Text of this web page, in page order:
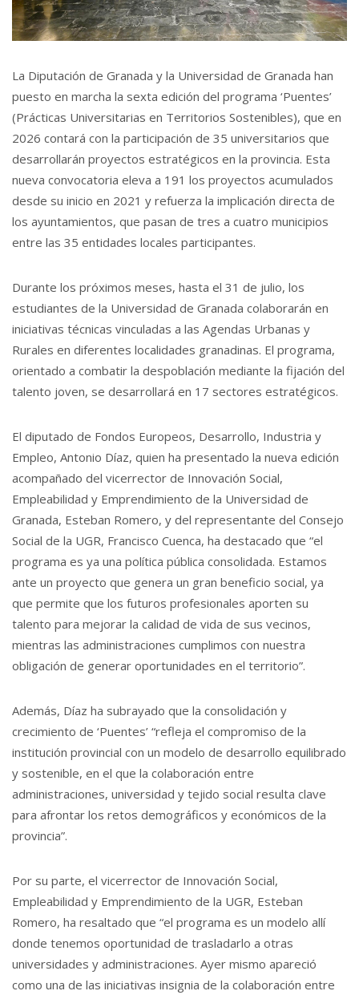
La Diputación de Granada y la Universidad de Granada han
puesto en marcha la sexta edición del programa ‘Puentes’
(Prácticas Universitarias en Territorios Sostenibles), que en
2026 contará con la participación de 35 universitarios que
desarrollarán proyectos estratégicos en la provincia. Esta
nueva convocatoria eleva a 191 los proyectos acumulados
desde su inicio en 2021 y refuerza la implicación directa de
los ayuntamientos, que pasan de tres a cuatro municipios
entre las 35 entidades locales participantes.
Durante los próximos meses, hasta el 31 de julio, los
estudiantes de la Universidad de Granada colaborarán en
iniciativas técnicas vinculadas a las Agendas Urbanas y
Rurales en diferentes localidades granadinas. El programa,
orientado a combatir la despoblación mediante la fijación del
talento joven, se desarrollará en 17 sectores estratégicos.
El diputado de Fondos Europeos, Desarrollo, Industria y
Empleo, Antonio Díaz, quien ha presentado la nueva edición
acompañado del vicerrector de Innovación Social,
Empleabilidad y Emprendimiento de la Universidad de
Granada, Esteban Romero, y del representante del Consejo
Social de la UGR, Francisco Cuenca, ha destacado que “el
programa es ya una política pública consolidada. Estamos
ante un proyecto que genera un gran beneficio social, ya
que permite que los futuros profesionales aporten su
talento para mejorar la calidad de vida de sus vecinos,
mientras las administraciones cumplimos con nuestra
obligación de generar oportunidades en el territorio”.
Además, Díaz ha subrayado que la consolidación y
crecimiento de ‘Puentes’ “refleja el compromiso de la
institución provincial con un modelo de desarrollo equilibrado
y sostenible, en el que la colaboración entre
administraciones, universidad y tejido social resulta clave
para afrontar los retos demográficos y económicos de la
provincia”.
Por su parte, el vicerrector de Innovación Social,
Empleabilidad y Emprendimiento de la UGR, Esteban
Romero, ha resaltado que “el programa es un modelo allí
donde tenemos oportunidad de trasladarlo a otras
universidades y administraciones. Ayer mismo apareció
como una de las iniciativas insignia de la colaboración entre